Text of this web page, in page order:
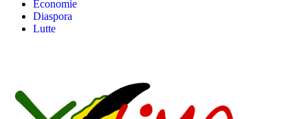
Économie
Diaspora
Lutte